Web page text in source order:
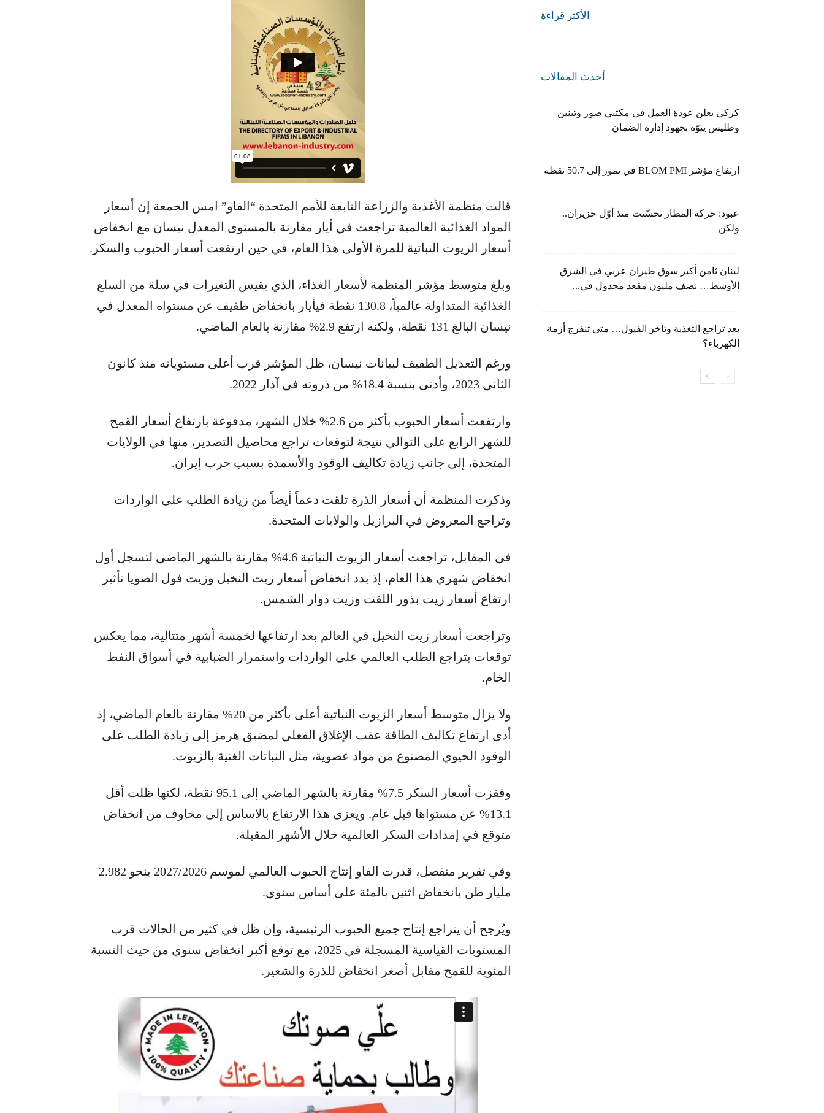
قالت منظمة الأغذية والزراعة التابعة للأمم المتحدة “الفاو” امس الجمعة إن أسعار
المواد الغذائية العالمية تراجعت في أيار مقارنة بالمستوى المعدل نيسان مع انخفاض
أسعار الزيوت النباتية للمرة الأولى هذا العام، في حين ارتفعت أسعار الحبوب والسكر.
وبلغ متوسط مؤشر المنظمة لأسعار الغذاء، الذي يقيس التغيرات في سلة من السلع
الغذائية المتداولة عالمياً، 130.8 نقطة فيأيار بانخفاض طفيف عن مستواه المعدل في
نيسان البالغ 131 نقطة، ولكنه ارتفع 2.9% مقارنة بالعام الماضي.
ورغم التعديل الطفيف لبيانات نيسان، ظل المؤشر قرب أعلى مستوياته منذ كانون
الثاني 2023، وأدنى بنسبة 18.4% من ذروته في آذار 2022.
وارتفعت أسعار الحبوب بأكثر من 2.6% خلال الشهر، مدفوعة بارتفاع أسعار القمح
للشهر الرابع على التوالي نتيجة لتوقعات تراجع محاصيل التصدير، منها في الولايات
المتحدة، إلى جانب زيادة تكاليف الوقود والأسمدة بسبب حرب إيران.
وذكرت المنظمة أن أسعار الذرة تلقت دعماً أيضاً من زيادة الطلب على الواردات
وتراجع المعروض في البرازيل والولايات المتحدة.
في المقابل، تراجعت أسعار الزيوت النباتية 4.6% مقارنة بالشهر الماضي لتسجل أول
انخفاض شهري هذا العام، إذ بدد انخفاض أسعار زيت النخيل وزيت فول الصويا تأثير
ارتفاع أسعار زيت بذور اللفت وزيت دوار الشمس.
وتراجعت أسعار زيت النخيل في العالم بعد ارتفاعها لخمسة أشهر متتالية، مما يعكس
توقعات بتراجع الطلب العالمي على الواردات واستمرار الضبابية في أسواق النفط
الخام.
ولا يزال متوسط أسعار الزيوت النباتية أعلى بأكثر من 20% مقارنة بالعام الماضي، إذ
أدى ارتفاع تكاليف الطاقة عقب الإغلاق الفعلي لمضيق هرمز إلى زيادة الطلب على
الوقود الحيوي المصنوع من مواد عضوية، مثل النباتات الغنية بالزيوت.
وقفزت أسعار السكر 7.5% مقارنة بالشهر الماضي إلى 95.1 نقطة، لكنها ظلت أقل
13.1% عن مستواها قبل عام. ويعزى هذا الارتفاع بالاساس إلى مخاوف من انخفاض
متوقع في إمدادات السكر العالمية خلال الأشهر المقبلة.
وفي تقرير منفصل، قدرت الفاو إنتاج الحبوب العالمي لموسم 2027/2026 بنحو 2.982
مليار طن بانخفاض اثنين بالمئة على أساس سنوي.
ويُرجح أن يتراجع إنتاج جميع الحبوب الرئيسية، وإن ظل في كثير من الحالات قرب
المستويات القياسية المسجلة في 2025، مع توقع أكبر انخفاض سنوي من حيث النسبة
المئوية للقمح مقابل أصغر انخفاض للذرة والشعير.
الأكثر قراءة
أحدث المقالات
كركي يعلن عودة العمل في مكتبي صور وتبنين
وطليس ينوّه بجهود إدارة الضمان
ارتفاع مؤشر BLOM PMI في تموز إلى 50.7 نقطة
عبود: حركة المطار تحسّنت منذ أوّل حزيران..
ولكن
لبنان ثامن أكبر سوق طيران عربي في الشرق
الأوسط… نصف مليون مقعد مجدول في...
بعد تراجع التغذية وتأخر الفيول… متى تنفرج أزمة
الكهرباء؟